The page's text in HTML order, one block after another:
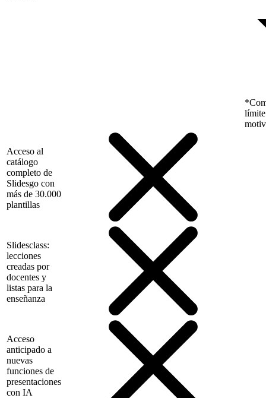
límite
Acceso al
catálogo
completo de
Slidesgo con
más de 30.000
plantillas
Slidesclass:
lecciones
creadas por
docentes y
listas para la
enseñanza
Acceso
anticipado a
nuevas
funciones de
presentaciones
con IA